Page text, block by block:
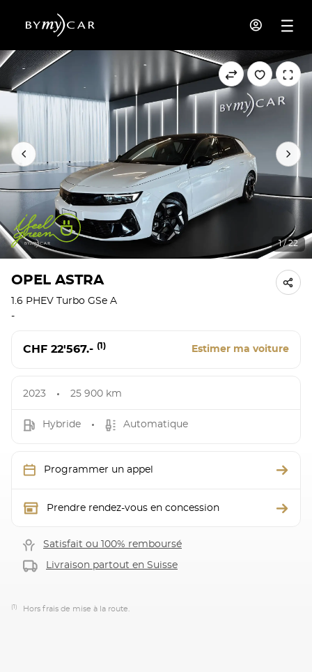
1 / 22
OPEL ASTRA
1.6 PHEV Turbo GSe A
-
CHF 22'567.- (1) Estimer ma voiture
2023 25 900 km
Hybride Automatique
Programmer un appel
Prendre rendez-vous en concession
Satisfait ou 100% remboursé
Livraison partout en Suisse
(1) Hors frais de mise à la route.